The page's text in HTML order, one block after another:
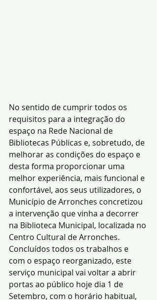
No sentido de cumprir todos os
requisitos para a integração do
espaço na Rede Nacional de
Bibliotecas Públicas e, sobretudo, de
melhorar as condições do espaço e
desta forma proporcionar uma
melhor experiência, mais funcional e
confortável, aos seus utilizadores, o
Município de Arronches concretizou
a intervenção que vinha a decorrer
na Biblioteca Municipal, localizada no
Centro Cultural de Arronches.
Concluídos todos os trabalhos e
com o espaço reorganizado, este
serviço municipal vai voltar a abrir
portas ao público hoje dia 1 de
Setembro, com o horário habitual,